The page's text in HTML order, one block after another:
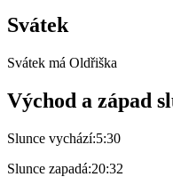
Svátek
Svátek má Oldřiška
Východ a západ
Slunce vychází:5:30
Slunce zapadá:20:32